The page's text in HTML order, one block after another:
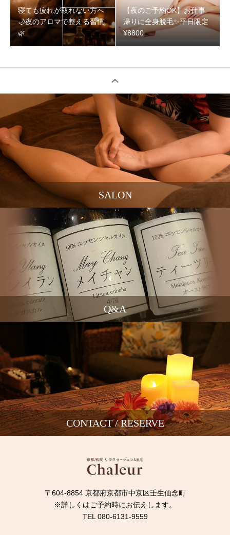
寝ても疲れが取れない方へ
🌙夜のアロマで整える習慣
🌿‬
【夜のご予約OK】お仕事
帰りに全身脱毛✨️平日限定
¥8800
SALON
Q&A
CONTACT / RESERVE
〒604-8854 京都府京都市中京区壬生仙念町
※詳しくはご予約時にお伝えします。
TEL 080-6131-9559